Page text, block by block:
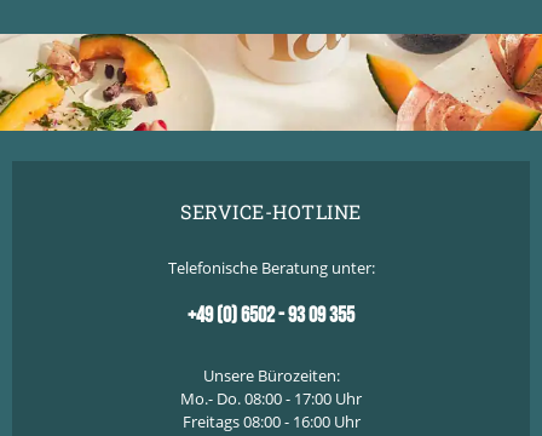
SERVICE-HOTLINE
Telefonische Beratung unter:
+49 (0) 6502 - 93 09 355
Unsere Bürozeiten:
Mo.- Do. 08:00 - 17:00 Uhr
Freitags 08:00 - 16:00 Uhr